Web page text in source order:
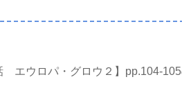
エウロパ・グロウ２】pp.104-105